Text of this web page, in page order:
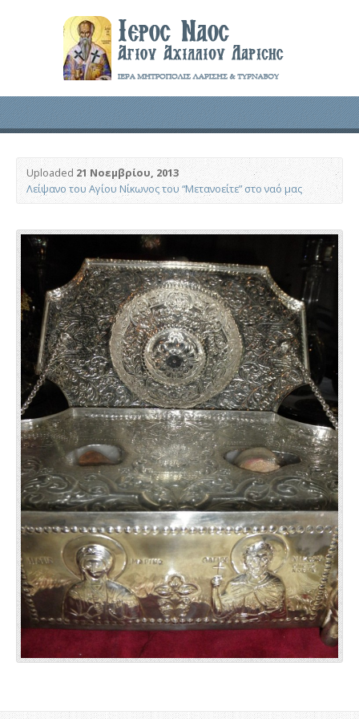
Uploaded21 Νοεμβρίου, 2013
Λείψανο του Αγίου Νίκωνος του “Μετανοείτε” στο ναό μας